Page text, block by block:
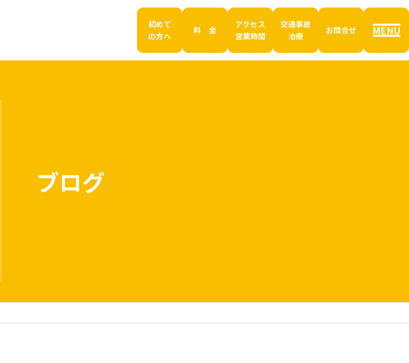
初めて
の方へ
料 金
アクセス
営業時間
交通事故
治療
お問合せ MENU
ブログ